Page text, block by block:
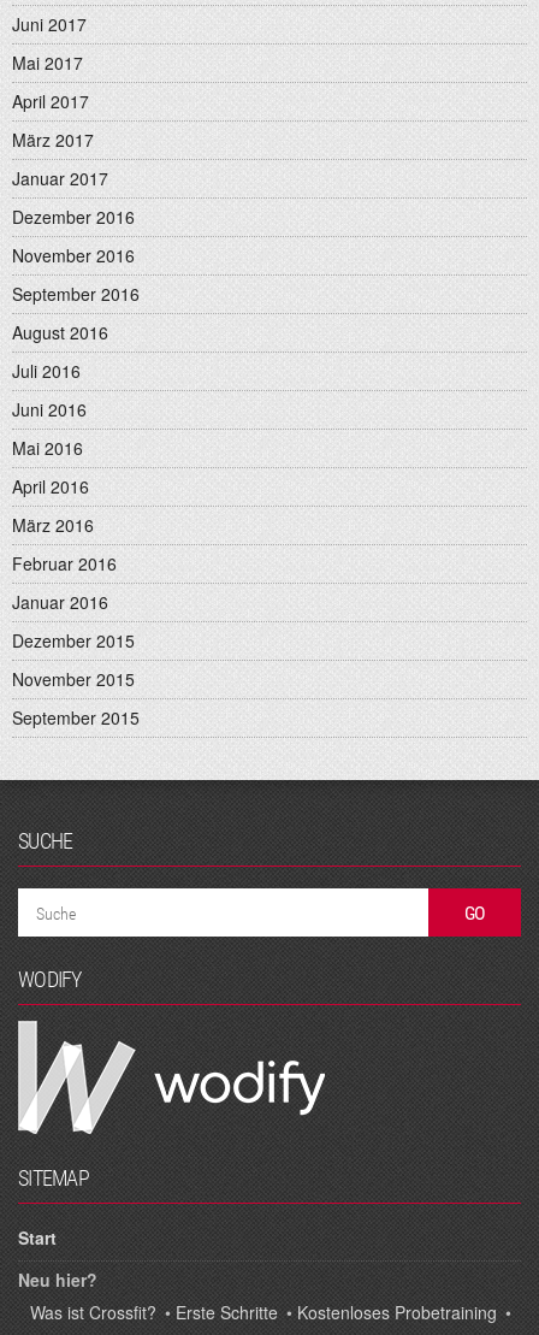
Juni 2017
Mai 2017
April 2017
März 2017
Januar 2017
Dezember 2016
November 2016
September 2016
August 2016
Juli 2016
Juni 2016
Mai 2016
April 2016
März 2016
Februar 2016
Januar 2016
Dezember 2015
November 2015
September 2015
SUCHE
WODIFY
SITEMAP
Start
Neu hier?
Was ist Crossfit? • Erste Schritte • Kostenloses Probetraining •